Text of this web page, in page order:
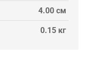
4.00 см
0.15 кг